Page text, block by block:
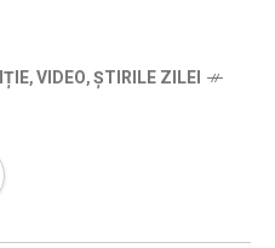
,VIDEO,ȘTIRILE ZILEI